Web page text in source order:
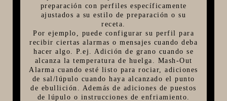
preparación con perfiles específicamente
ajustados a su estilo de preparación o su
receta.
Por ejemplo, puede configurar su perfil para
recibir ciertas alarmas o mensajes cuando deba
hacer algo. P.ej. Adición de grano cuando se
alcanza la temperatura de huelga. Mash-Out
Alarma cuando esté listo para rociar, adiciones
de sal/lúpulo cuando haya alcanzado el punto
de ebullición. Además de adiciones de puestos
de lúpulo o instrucciones de enfriamiento.